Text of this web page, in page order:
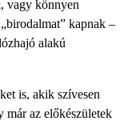
vagy könnyen
kapnak –
alakú
is, akik szívesen
már az előkészületek